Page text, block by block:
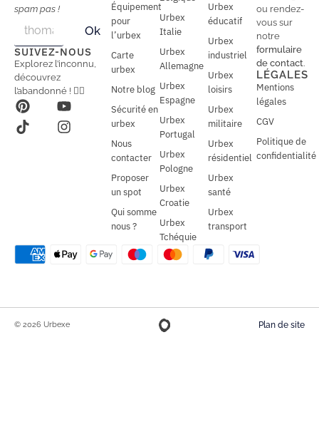
spam pas !
a
i
l
a
i
l
*
Ok
SUIVEZ-NOUS
Explorez l’inconnu,
découvrez
l’abandonné ! 🕵️‍♂️
Équipement
pour
l’urbex
Carte
urbex
Notre blog
Sécurité en
urbex
Nous
contacter
Proposer
un spot
Qui somme
nous ?
Urbex
Italie
Urbex
Allemagne
Urbex
Espagne
Urbex
Portugal
Urbex
Pologne
Urbex
Croatie
Urbex
Tchéquie
Urbex
éducatif
Urbex
industriel
Urbex
loisirs
Urbex
militaire
Urbex
résidentiel
Urbex
santé
Urbex
transport
ou rendez-
vous sur
notre
formulaire
de contact.
LÉGALES
Mentions
légales
CGV
Politique de
confidentialité
© 2026 Urbexe Plan de site